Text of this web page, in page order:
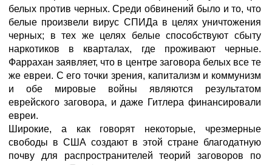
белых против черных. Среди обвинений было и то, что
белые произвели вирус СПИДа в целях уничтожения
черных; в тех же целях белые способствуют сбыту
наркотиков в кварталах, где проживают черные.
Фаррахан заявляет, что в центре заговора белых все те
же евреи. С его точки зрения, капитализм и коммунизм
и обе мировые войны являются результатом
еврейского заговора, и даже Гитлера финансировали
евреи.
Широкие, а как говорят некоторые, чрезмерные
свободы в США создают в этой стране благодатную
почву для распространителей теорий заговоров по